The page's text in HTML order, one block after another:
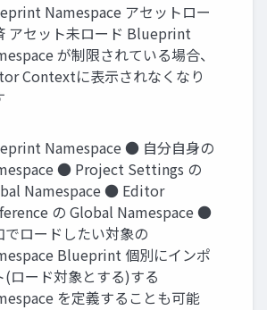
Namespace アセットロー
アセット未ロード Blueprint
が制限されている場合、
Contextに表示されなくなり
Namespace ● 自分自身の
● Project Settings の
Namespace ● Editor
の Global Namespace ●
でロードしたい対象の
Blueprint 個別にインポ
(ロード対象とする)する
を定義することも可能